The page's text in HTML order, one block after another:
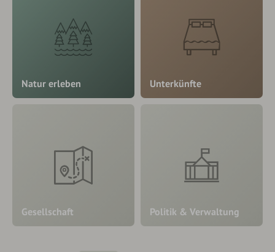
Natur erleben Unterkünfte
Gesellschaft Politik & Verwaltung